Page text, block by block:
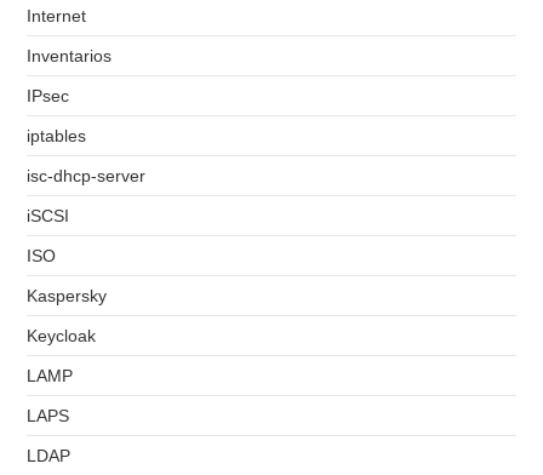
Internet
Inventarios
IPsec
iptables
isc-dhcp-server
iSCSI
ISO
Kaspersky
Keycloak
LAMP
LAPS
LDAP